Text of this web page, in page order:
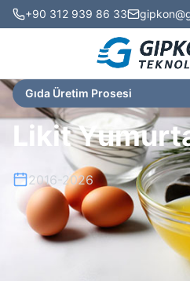
+90 312 939 86 33
Gıda Üretim Prosesi
Likit
2016-2026
Proje Hakkında